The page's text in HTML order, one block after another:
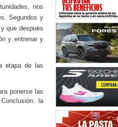
nos
Segundos y
que después
y entrenar y
etapa de las
ponerse las
la